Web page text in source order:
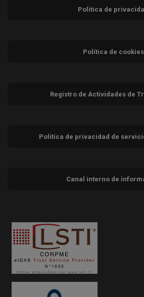
Política de
Política de cookies
Registro de Actividades de
Política de privacidad de
Canal interno de